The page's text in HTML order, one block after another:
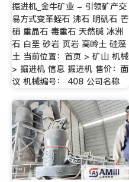
掘进机_金牛矿业 - 引领矿产交
易方式变革蛭石 沸石 明矾石 芒
硝 重晶石 毒重石 天然碱 冰洲
石 白垩 砂岩 页岩 高岭土 硅藻
土 当前位置：首页 > 矿山 机械
> 掘进机 信息 掘进机 售价：面
议 机械编号： 408 公司名称